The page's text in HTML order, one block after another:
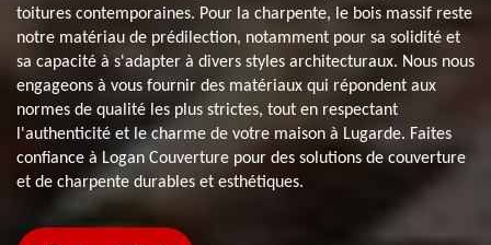
toitures contemporaines. Pour la charpente, le bois massif reste
notre matériau de prédilection, notamment pour sa solidité et
sa capacité à s'adapter à divers styles architecturaux. Nous nous
engageons à vous fournir des matériaux qui répondent aux
normes de qualité les plus strictes, tout en respectant
l'authenticité et le charme de votre maison à Lugarde. Faites
confiance à Logan Couverture pour des solutions de couverture
et de charpente durables et esthétiques.